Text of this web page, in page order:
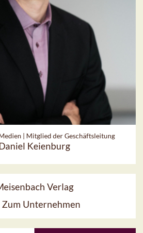
| Mitglied der Geschäftsleitung
Keienburg
Verlag
Zum Unternehmen